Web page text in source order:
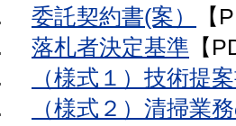
委託契約書(案）
【
落札者決定基準 【
（様式１）技術提
（様式２）清掃業